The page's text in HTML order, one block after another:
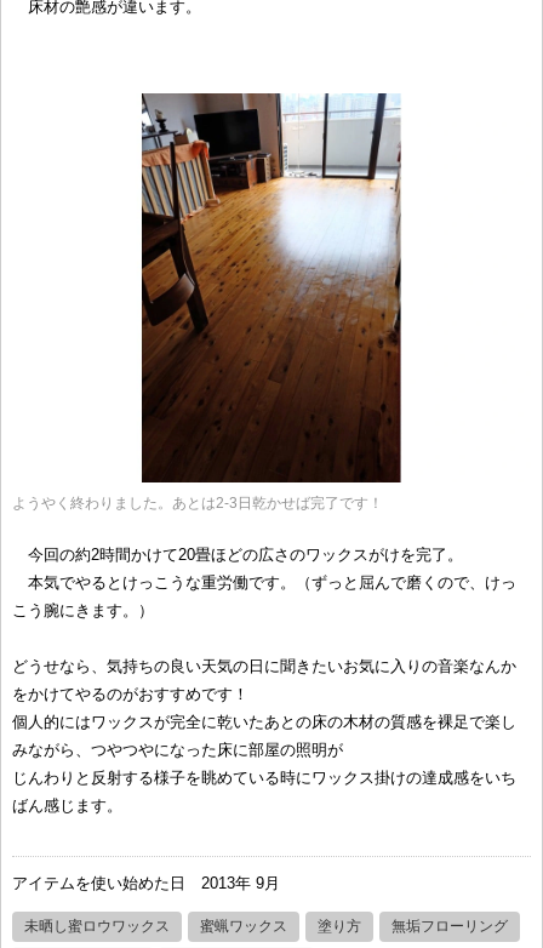
床材の艶感が違います。
ようやく終わりました。あとは2-3日乾かせば完了です！
今回の約2時間かけて20畳ほどの広さのワックスがけを完了。
本気でやるとけっこうな重労働です。（ずっと屈んで磨くので、けっ
こう腕にきます。）
どうせなら、気持ちの良い天気の日に聞きたいお気に入りの音楽なんか
をかけてやるのがおすすめです！
個人的にはワックスが完全に乾いたあとの床の木材の質感を裸足で楽し
みながら、つやつやになった床に部屋の照明が
じんわりと反射する様子を眺めている時にワックス掛けの達成感をいち
ばん感じます。
アイテムを使い始めた日 2013年 9月
未晒し蜜ロウワックス 蜜蝋ワックス 塗り方 無垢フローリング